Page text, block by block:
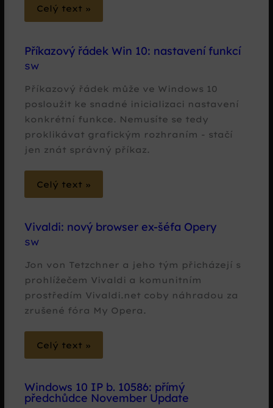
Celý text »
Příkazový řádek Win 10: nastavení funkcí
SW
Příkazový řádek může ve Windows 10
posloužit ke snadné inicializaci nastavení
konkrétní funkce. Nemusíte se tedy
proklikávat grafickým rozhraním - stačí
jen znát správný příkaz.
Celý text »
Vivaldi: nový browser ex-šéfa Opery
SW
Jon von Tetzchner a jeho tým přicházejí s
prohlížečem Vivaldi a komunitním
prostředím Vivaldi.net coby náhradou za
zrušené fóra My Opera.
Celý text »
Windows 10 IP b. 10586: přímý
předchůdce November Update